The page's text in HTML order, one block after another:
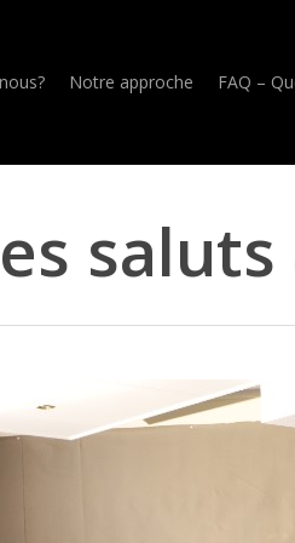
Notre approche FAQ –